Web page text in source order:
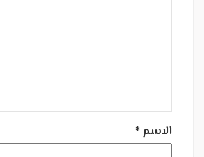
الاسم *